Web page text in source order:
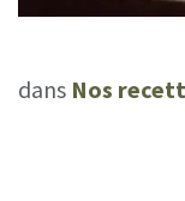
dans Nos